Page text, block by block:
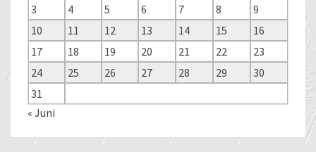
3
4 5 6 7 8
9
10
11 12 13 14 15
16
17
18 19 20 21 22
23
24
25 26 27 28 29
30
31
« Juni